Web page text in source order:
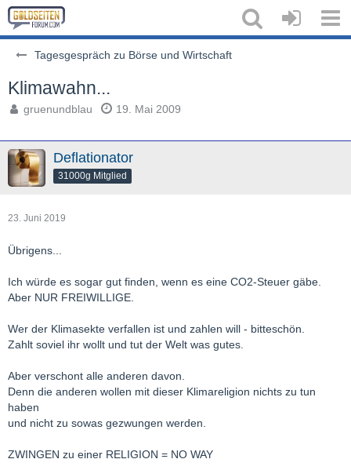
Tagesgespräch zu Börse und Wirtschaft
Klimawahn...
gruenundblau 19. Mai 2009
Deflationator
31000g Mitglied
23. Juni 2019
Übrigens...
Ich würde es sogar gut finden, wenn es eine CO2-Steuer gäbe.
Aber NUR FREIWILLIGE.
Wer der Klimasekte verfallen ist und zahlen will - bitteschön.
Zahlt soviel ihr wollt und tut der Welt was gutes.
Aber verschont alle anderen davon.
Denn die anderen wollen mit dieser Klimareligion nichts zu tun
haben
und nicht zu sowas gezwungen werden.
ZWINGEN zu einer RELIGION = NO WAY